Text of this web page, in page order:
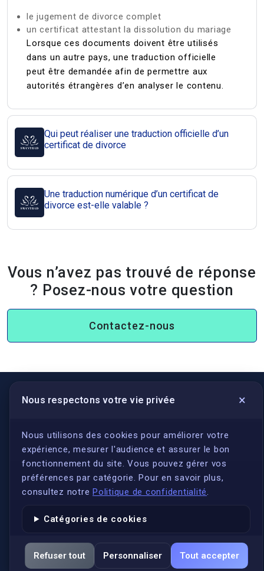
le jugement de divorce complet
un certificat attestant la dissolution du mariage
Lorsque ces documents doivent être utilisés
dans un autre pays, une traduction officielle
peut être demandée afin de permettre aux
autorités étrangères d’en analyser le contenu.
Qui peut réaliser une traduction officielle d’un
certificat de divorce
Une traduction numérique d’un certificat de
divorce est-elle valable ?
Vous n’avez pas trouvé de réponse
? Posez-nous votre question
Contactez-nous
Nous respectons votre vie privée ×
Nous utilisons des cookies pour améliorer votre
expérience, mesurer l'audience et assurer le bon
fonctionnement du site. Vous pouvez gérer vos
préférences par catégorie. Pour en savoir plus,
consultez notre Politique de confidentialité.
Catégories de cookies
Refuser tout Personnaliser Tout accepter
LIENS UTILES
S'inscrire
Qui sommes-nous ?
Conformité
Annuaires des traducteurs assermentés
Actualités
Services
FAQ